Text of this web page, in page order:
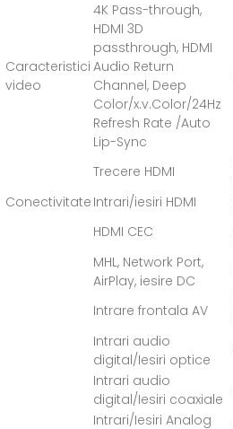
Caracteristici
video
4K Pass-through,
HDMI 3D
passthrough, HDMI
Audio Return
Channel, Deep
Color/x.v.Color/24Hz
Refresh Rate /Auto
Lip-Sync
Trecere HDMI
Conectivitate Intrari/iesiri HDMI
HDMI CEC
MHL, Network Port,
AirPlay, iesire DC
Intrare frontala AV
Intrari audio
digital/Iesiri optice
Intrari audio
digital/Iesiri coaxiale
Intrari/Iesiri Analog